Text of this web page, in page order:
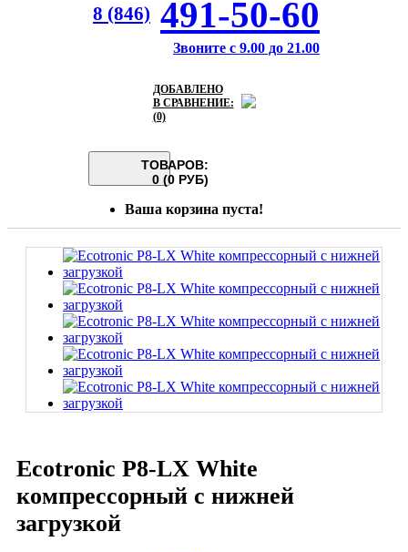
8 (846) 491-50-60
Звоните с 9.00 до 21.00
ДОБАВЛЕНО
В СРАВНЕНИЕ:
(0)
ТОВАРОВ:
0 (0 РУБ)
Ваша корзина пуста!
Ecotronic P8-LX White
компрессорный с нижней
загрузкой